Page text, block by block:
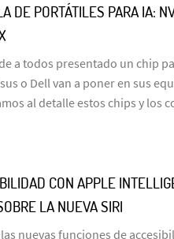
DE PORTÁTILES PARA IA:
a todos presentado un chip
o Dell van a poner en sus
al detalle estos chips y los
CON APPLE
LA NUEVA SIRI
nuevas funciones de